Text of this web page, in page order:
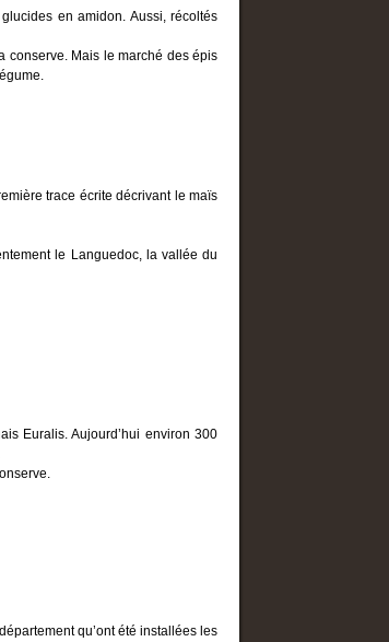
en amidon. Aussi, récoltés
conserve. Mais le marché des épis
trace écrite décrivant le maïs
le Languedoc, la vallée du
Euralis. Aujourd’hui environ 300
qu’ont été installées les